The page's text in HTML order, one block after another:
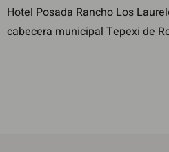
Hotel Posada Rancho Los
cabecera municipal Tepexi de